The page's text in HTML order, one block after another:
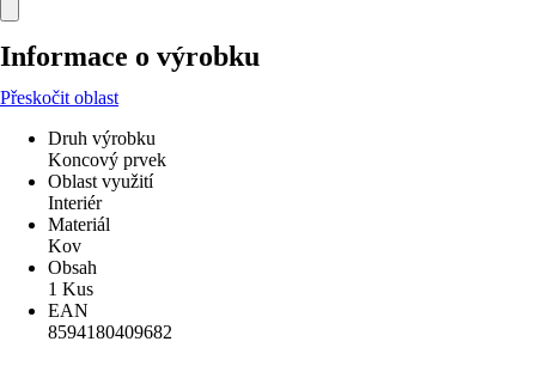
Informace o výrobku
Přeskočit oblast
Druh výrobku
Koncový prvek
Oblast využití
Interiér
Materiál
Kov
Obsah
1 Kus
EAN
8594180409682